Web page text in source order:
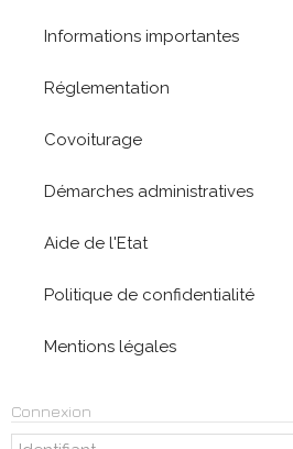
Informations importantes
Réglementation
Covoiturage
Démarches administratives
Aide de l'Etat
Politique de confidentialité
Mentions légales
Connexion